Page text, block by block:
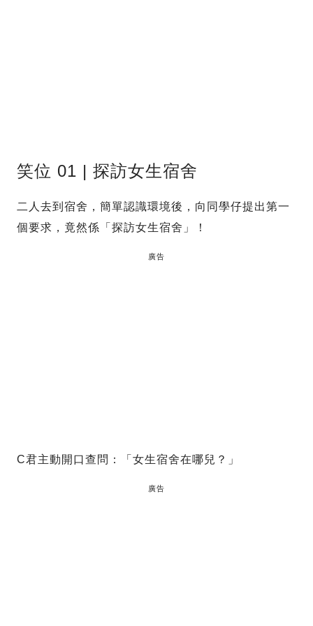
笑位 01 | 探訪女生宿舍
二人去到宿舍，簡單認識環境後，向同學仔提出第一
個要求，竟然係「探訪女生宿舍」！
廣告
C君主動開口查問：「女生宿舍在哪兒？」
廣告